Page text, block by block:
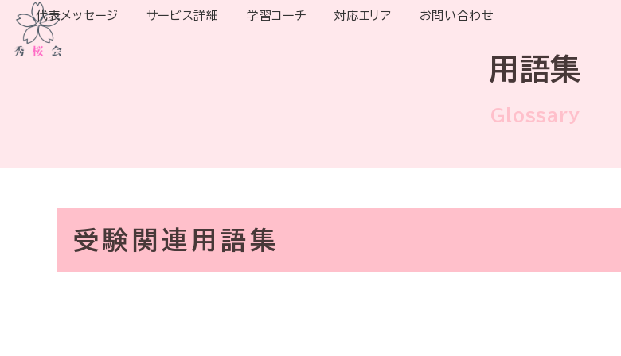
代表メッセージ サービス詳細 学習コーチ 対応エリア お問い合わせ
用語集
Glossary
受験関連用語集